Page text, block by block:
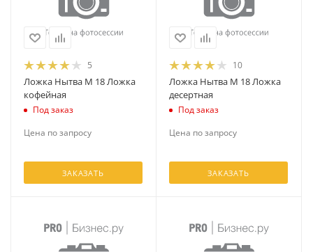
5
Ложка Нытва М 18 Ложка
кофейная
Под заказ
Цена по запросу
ЗАКАЗАТЬ
10
Ложка Нытва М 18 Ложка
десертная
Под заказ
Цена по запросу
ЗАКАЗАТЬ